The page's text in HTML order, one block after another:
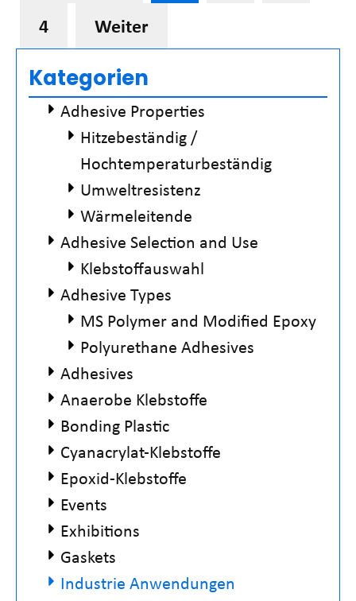
4
Weiter
Kategorien
Adhesive Properties
Hitzebeständig /
Hochtemperaturbeständig
Umweltresistenz
Wärmeleitende
Adhesive Selection and Use
Klebstoffauswahl
Adhesive Types
MS Polymer and Modified Epoxy
Polyurethane Adhesives
Adhesives
Anaerobe Klebstoffe
Bonding Plastic
Cyanacrylat-Klebstoffe
Epoxid-Klebstoffe
Events
Exhibitions
Gaskets
Industrie Anwendungen